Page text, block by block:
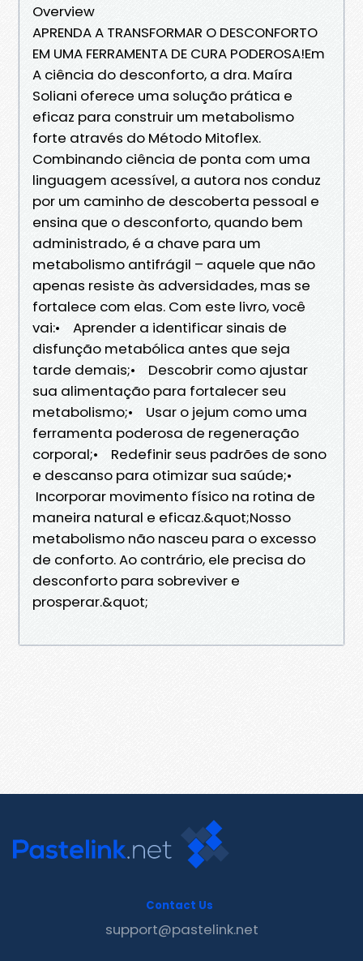
Overview
APRENDA A TRANSFORMAR O DESCONFORTO
EM UMA FERRAMENTA DE CURA PODEROSA!Em
A ciência do desconforto, a dra. Maíra
Soliani oferece uma solução prática e
eficaz para construir um metabolismo
forte através do Método Mitoflex.
Combinando ciência de ponta com uma
linguagem acessível, a autora nos conduz
por um caminho de descoberta pessoal e
ensina que o desconforto, quando bem
administrado, é a chave para um
metabolismo antifrágil – aquele que não
apenas resiste às adversidades, mas se
fortalece com elas. Com este livro, você
vai:• Aprender a identificar sinais de
disfunção metabólica antes que seja
tarde demais;• Descobrir como ajustar
sua alimentação para fortalecer seu
metabolismo;• Usar o jejum como uma
ferramenta poderosa de regeneração
corporal;• Redefinir seus padrões de sono
e descanso para otimizar sua saúde;•
Incorporar movimento físico na rotina de
maneira natural e eficaz.&quot;Nosso
metabolismo não nasceu para o excesso
de conforto. Ao contrário, ele precisa do
desconforto para sobreviver e
prosperar.&quot;
Contact Us
support@pastelink.net